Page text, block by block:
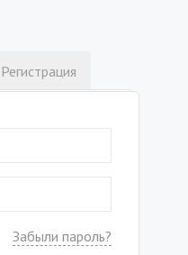
Регистрация
Забыли пароль?